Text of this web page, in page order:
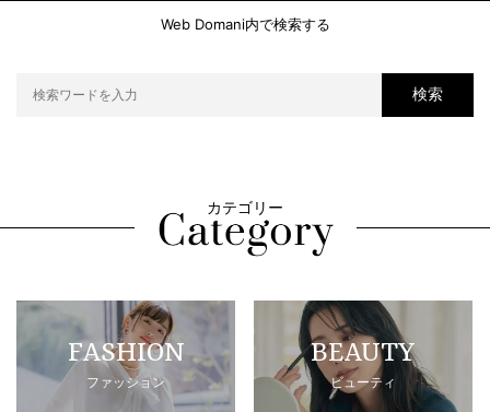
Web Domani内で検索する
検索
カテゴリー
FASHION
ファッション
BEAUTY
ビューティ